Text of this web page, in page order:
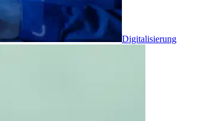
Digitalisierung